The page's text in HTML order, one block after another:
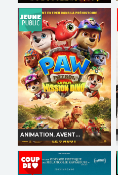
MICROSTAR
Horaires et Infos
Bande-annonce
Réservation
TOUT PUBLIC VF
ANIMATION, AVENT...
LA PAT' PATROUILLE : LE
FILM MISSION DINO